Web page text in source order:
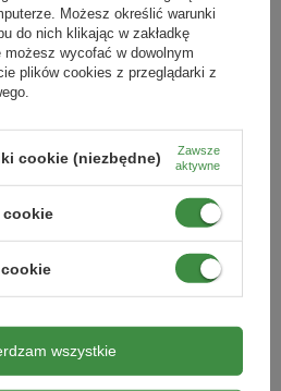
na terenie UE Więcej
Cebula Stuttgarter Riesen Allium
Możesz określić warunki
do nich klikając w zakładkę
możesz wycofać w dowolnym
plików cookies z przeglądarki z
cookie (niezbędne)
Zawsze
aktywne
wszystkie